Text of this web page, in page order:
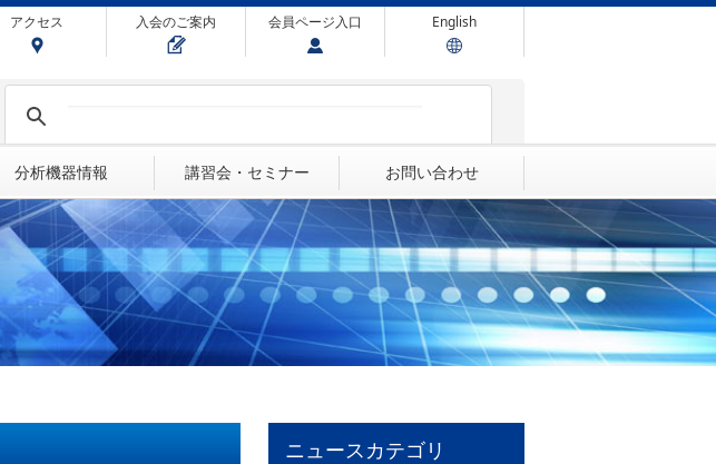
アクセス 入会のご案内 会員ページ入口 English
分析機器情報 講習会・セミナー お問い合わせ
ニュースカテゴリ